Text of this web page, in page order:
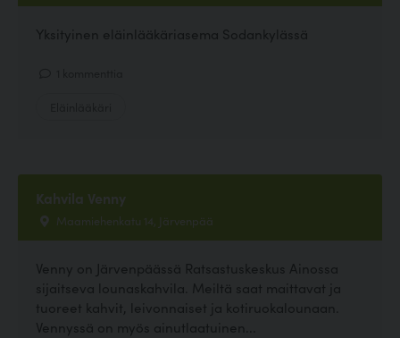
Yksityinen eläinlääkäriasema Sodankylässä
Kahvila Venny
Maamiehenkatu 14, Järvenpää
Venny on Järvenpäässä Ratsastuskeskus Ainossa
sijaitseva lounaskahvila. Meiltä saat maittavat ja
tuoreet kahvit, leivonnaiset ja kotiruokalounaan.
Vennyssä on myös ainutlaatuinen...